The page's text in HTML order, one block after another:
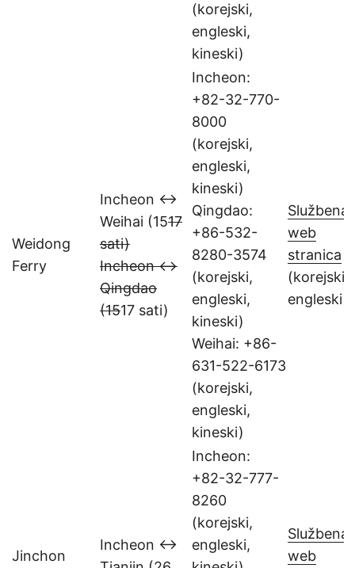
(korejski,
engleski,
kineski)
Weidong
Ferry
Incheon ↔
Weihai (1517
sati)
Incheon ↔
Qingdao
(1517 sati)
Incheon:
+82-32-770-
8000
(korejski,
engleski,
kineski)
Qingdao:
+86-532-
8280-3574
(korejski,
engleski,
kineski)
Weihai: +86-
631-522-6173
(korejski,
engleski,
kineski)
Službena
web
stranica
(korejski,
engleski)
Jinchon
Incheon ↔
Incheon:
+82-32-777-
8260
(korejski,
engleski,
Službena
web